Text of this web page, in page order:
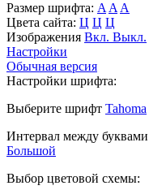
Размер шрифта: A A A
Цвета сайта: Ц Ц Ц
Изображения Вкл. Выкл.
Настройки
Обычная версия
Настройки шрифта:
Выберите шрифт Tahoma
Интервал между буквами
Большой
Выбор цветовой схемы: